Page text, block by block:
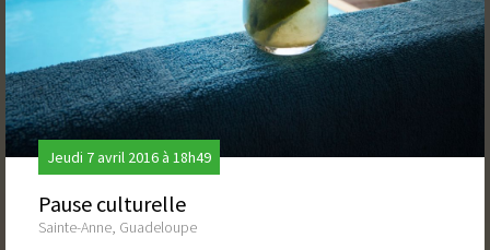
Jeudi 7 avril 2016 à 18h49
Pause culturelle
Sainte-Anne, Guadeloupe